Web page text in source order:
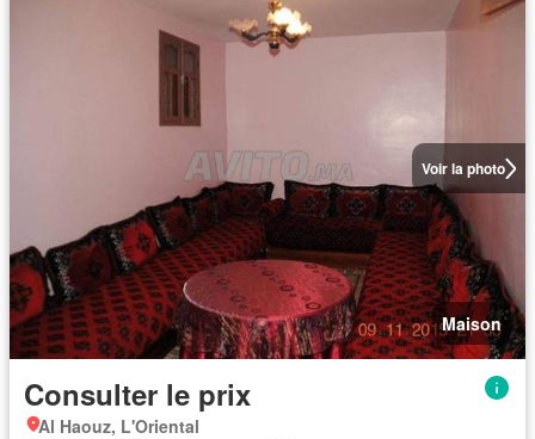
Voir la photo
Maison
Consulter le prix
Al Haouz, L'Oriental